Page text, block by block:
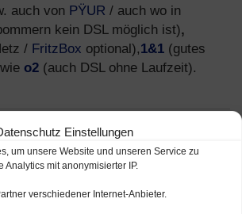
Einstellungen
um unsere Website und unseren Service zu
Analytics mit anonymisierter IP.
verschiedener Internet-Anbieter.
auch von PŸUR / auch wo in
kein DSL möglich ist),
/ FritzBox optional),1&1 (gutes
o2 (auch DSL ohne Laufzeit).
in Altenhof prüfen
Verfügbarkeit in vielen